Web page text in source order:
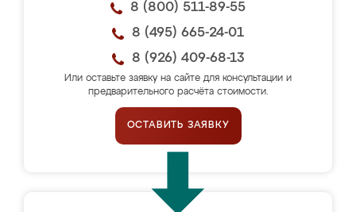
8 (800) 511-89-55
8 (495) 665-24-01
8 (926) 409-68-13
Или оставьте заявку на сайте для консультации и
предварительного расчёта стоимости.
ОСТАВИТЬ ЗАЯВКУ